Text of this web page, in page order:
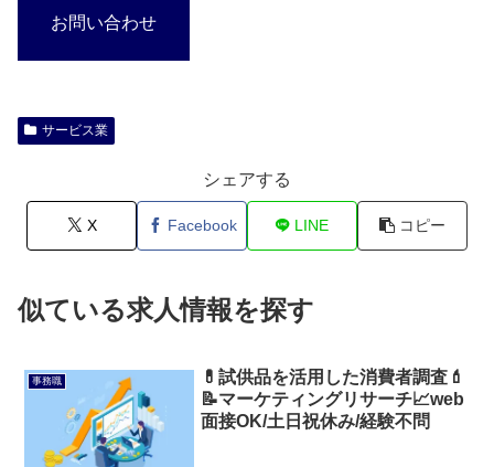
お問い合わせ
サービス業
シェアする
X Facebook LINE コピー
似ている求人情報を探す
事務職
💊試供品を活用した消費者調査💄
📝マーケティングリサーチ📈web
面接OK/土日祝休み/経験不問